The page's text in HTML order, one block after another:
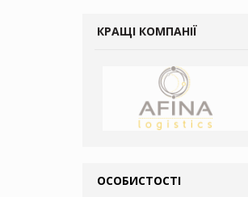
КРАЩІ КОМПАНІЇ
ОСОБИСТОСТІ